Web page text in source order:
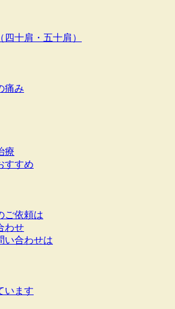
十肩・五十肩）
痛み
療
すすめ
ご依頼は
わせ
い合わせは
います